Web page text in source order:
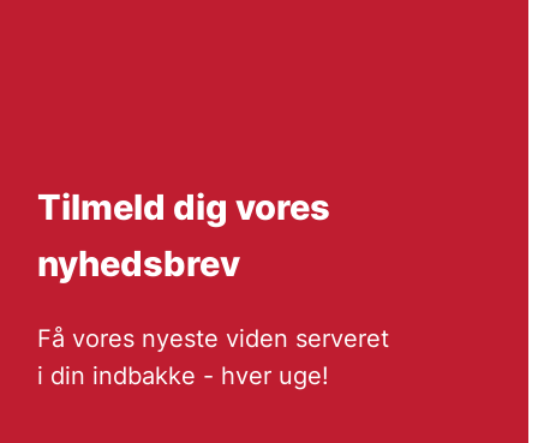
Tilmeld dig vores
nyhedsbrev
Få vores nyeste viden serveret
i din indbakke - hver uge!